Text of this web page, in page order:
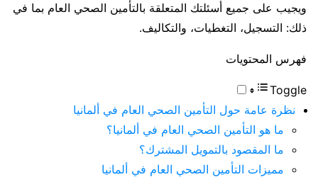
ويجيب على جميع أسئلتك المتعلقة بالتأمين الصحي العام بما في
ذلك: التسجيل، التغطيات، والتكاليف.
فهرس المحتويات
Toggle
نظرة عامة حول التأمين الصحي العام في ألمانيا
ما هو التأمين الصحي العام في ألمانيا؟
ما المقصود بالتمويل المشترك؟
مميزات التأمين الصحي العام في ألمانيا